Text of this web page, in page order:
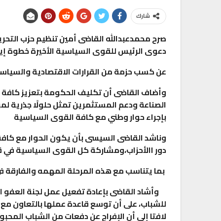
شارك
صرح محمدعبدالله القاضى أمين تنظيم حزب
دعوى الرئيس للقوى السياسية الأخيرة خطوة
عن كسب حزمة من القرارات الاقتصادية
وأضاف القاضى أن تكليف الحكومة بتعزيز كافة
الصناعة ودعم المستثمرين تمثل حلولًا جذرية
بإجراء حوار وطني مع كافة القوى السياسية
وناشد القاضى السيسى بأن يكون الحوار مع
دور االأحزاب،ومشاركة كل القوى السياسية في
بما يتناسب مع هذه المرحلة المهمه والفارقة
وأشاد القاضى بإعادة تفعيل عمل لجنة العفو
للشباب، على أن توسع قاعدة عملها بالتعاون
لافتا إلى أن الإفراج عن دفعات من الشباب
تقارير
هدي يسى” متحدث رئيسى فى ندوة المجلس
للثقافة…
AKHERALANBAAEG أسبوع واحد منذ 0
بنك مصر يوقع بروتوكول تعاون مع مؤسسة
لتشغيل 50…